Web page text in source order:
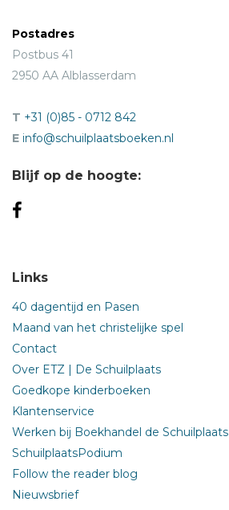
Postadres
Postbus 41
2950 AA Alblasserdam
T +31 (0)85 - 0712 842
E info@schuilplaatsboeken.nl
Blijf op de hoogte:
Links
40 dagentijd en Pasen
Maand van het christelijke spel
Contact
Over ETZ | De Schuilplaats
Goedkope kinderboeken
Klantenservice
Werken bij Boekhandel de Schuilplaats
SchuilplaatsPodium
Follow the reader blog
Nieuwsbrief